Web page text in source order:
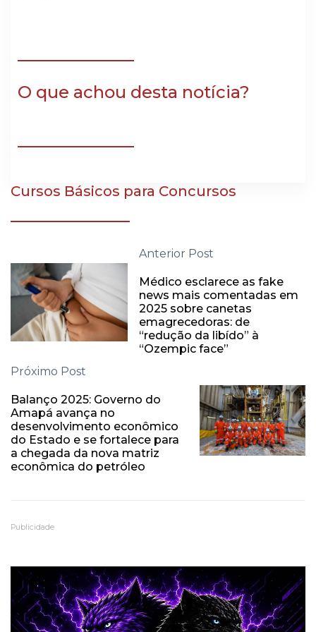
O que achou desta notícia?
Cursos Básicos para Concursos
Anterior Post
Médico esclarece as fake
news mais comentadas em
2025 sobre canetas
emagrecedoras: de
“redução da libído” à
“Ozempic face”
Próximo Post
Balanço 2025: Governo do
Amapá avança no
desenvolvimento econômico
do Estado e se fortalece para
a chegada da nova matriz
econômica do petróleo
Publicidade